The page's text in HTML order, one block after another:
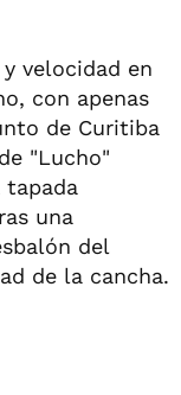
velocidad en
con apenas
de Curitiba
"Lucho"
tapada
una
del
de la cancha.